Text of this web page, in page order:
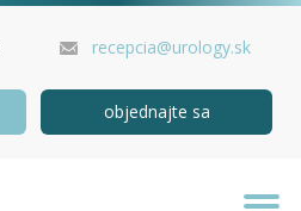
recepcia@urology.sk
objednajte sa